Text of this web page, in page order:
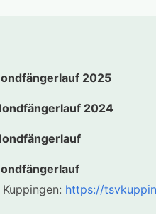
2025
2024
https://